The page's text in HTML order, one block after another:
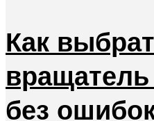
Как
без